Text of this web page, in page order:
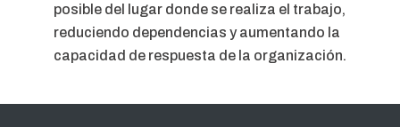
posible del lugar donde se realiza el trabajo,
reduciendo dependencias y aumentando la
capacidad de respuesta de la organización.